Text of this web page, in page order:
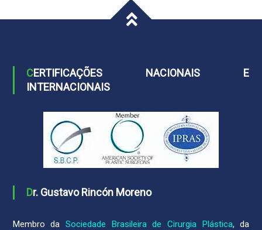
CERTIFICAÇÕES NACIONAIS E
INTERNACIONAIS
Dr. Gustavo Rincón Moreno
Membro daSociedade Brasileira de Cirurgia Plástica, da